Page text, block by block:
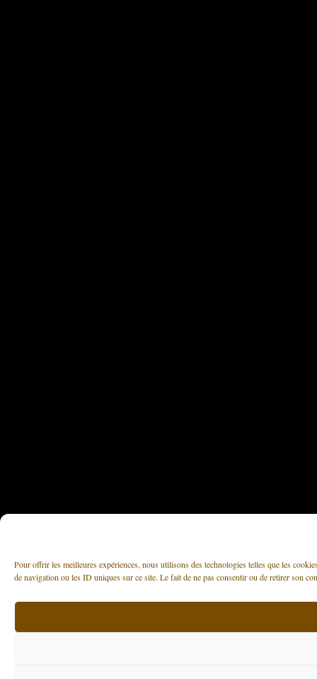
Pour offrir les meilleures expériences, nous utilisons des technologies telles que les
de navigation ou les ID uniques sur ce site. Le fait de ne pas consentir ou de retirer son